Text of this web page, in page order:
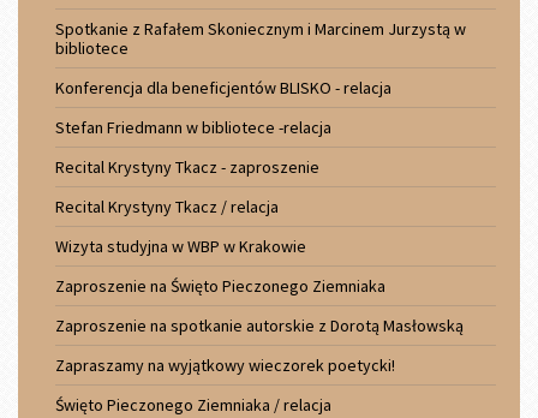
Spotkanie z Rafałem Skoniecznym i Marcinem Jurzystą w
bibliotece
Konferencja dla beneficjentów BLISKO - relacja
Stefan Friedmann w bibliotece -relacja
Recital Krystyny Tkacz - zaproszenie
Recital Krystyny Tkacz / relacja
Wizyta studyjna w WBP w Krakowie
Zaproszenie na Święto Pieczonego Ziemniaka
Zaproszenie na spotkanie autorskie z Dorotą Masłowską
Zapraszamy na wyjątkowy wieczorek poetycki!
Święto Pieczonego Ziemniaka / relacja